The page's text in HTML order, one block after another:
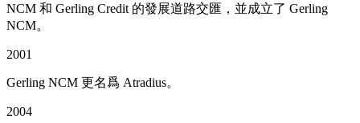
NCM 和 Gerling Credit 的發展道路交匯，並成立了 Gerling
NCM。
2001
Gerling NCM 更名爲 Atradius。
2004